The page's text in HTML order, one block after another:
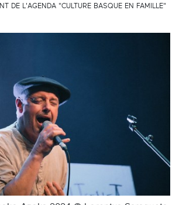
DE L'AGENDA "CULTURE BASQUE EN FAMILLE"